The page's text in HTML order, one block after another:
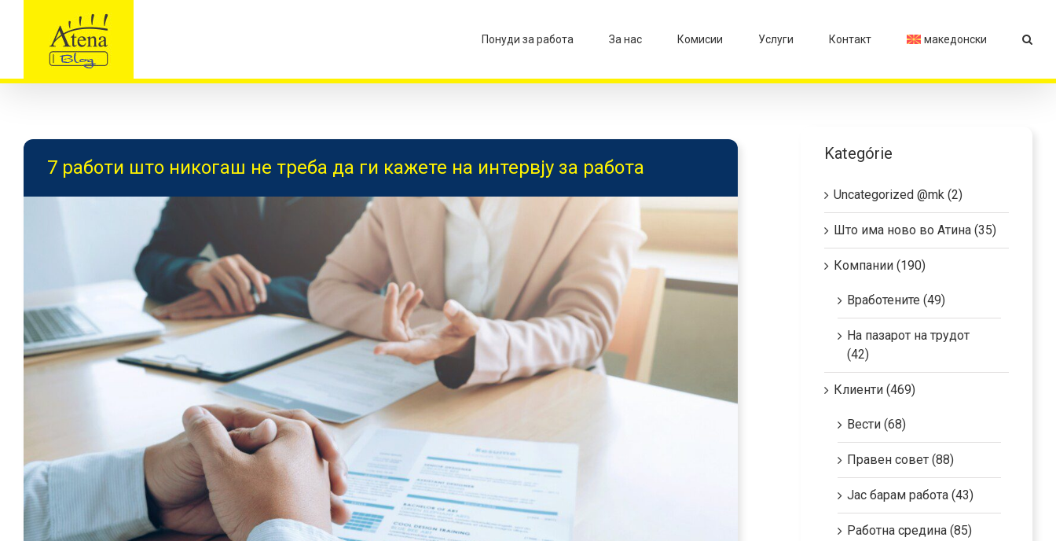
Понуди за работа За нас Комисии Услуги Контакт македонски
7 работи што никогаш не треба да ги кажете на интервју за работа
Kategórie
Uncategorized @mk (2)
Што има ново во Атина (35)
Компании (190)
Вработените (49)
На пазарот на трудот
(42)
Клиенти (469)
Вести (68)
Правен совет (88)
Јас барам работа (43)
Работна средина (85)